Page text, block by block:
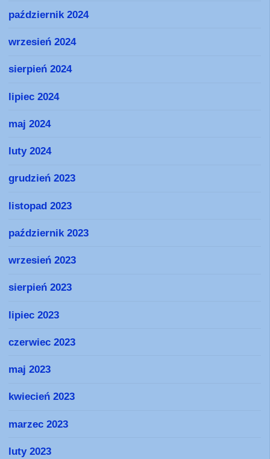
październik 2024
wrzesień 2024
sierpień 2024
lipiec 2024
maj 2024
luty 2024
grudzień 2023
listopad 2023
październik 2023
wrzesień 2023
sierpień 2023
lipiec 2023
czerwiec 2023
maj 2023
kwiecień 2023
marzec 2023
luty 2023